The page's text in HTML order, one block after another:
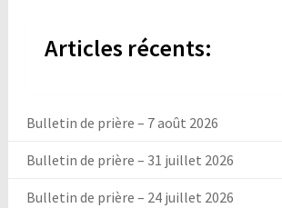
Articles récents:
Bulletin de prière – 7 août 2026
Bulletin de prière – 31 juillet 2026
Bulletin de prière – 24 juillet 2026